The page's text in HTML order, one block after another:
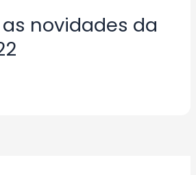
novidades da